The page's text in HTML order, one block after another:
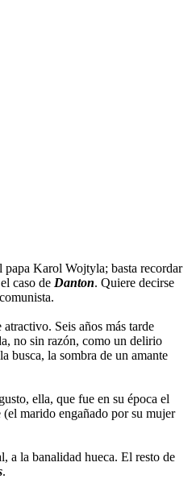
papa Karol Wojtyla; basta recordar
caso de Danton. Quiere decirse
Seis años más tarde
no sin razón, como un delirio
busca, la sombra de un amante
ella, que fue en su época el
marido engañado por su mujer
a la banalidad hueca. El resto de
.